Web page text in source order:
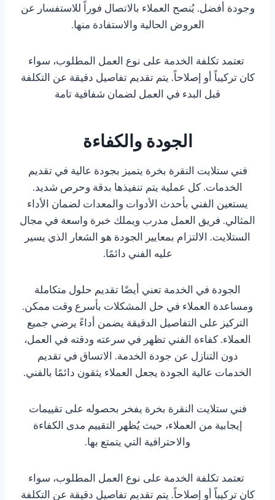
وجودة أفضل. يُنصح العملاء بالاتصال فوراً للاستفسار عن
العروض الحالية والاستفادة منها.
تعتمد تكلفة الخدمة على نوع العمل المطلوب، سواء
كان تركيباً أو إصلاحاً. يتم تقديم تفاصيل دقيقة عن التكلفة
قبل البدء في العمل لضمان شفافية تامة
الجودة والكفاءة
فني ستلايت النقرة بخرة يتميز بجودة عالية في تقديم
الخدمات. كل عملية يتم تنفيذها بدقة وحرص شديد.
يستعين الفني بأحدث الأدوات والمعدات لضمان الأداء
المثالي. فريق العمل مدرب ويملك خبرة واسعة في مجال
الستلايت. الالتزام بمعايير الجودة هو الشعار الذي يسير
عليه الفني دائمًا.
الجودة في الخدمة تعني أيضًا تقديم حلول متكاملة
ومساعدة العملاء في حل المشكلات بأسرع وقت ممكن.
التركيز على التفاصيل الدقيقة يضمن أداءً يرضي جميع
العملاء. كفاءة الفني تظهر في سرعته ودقته في العمل،
دون التنازل عن جودة الخدمة. الاتساق في تقديم
الخدمات عالية الجودة يجعل العملاء يثقون دائمًا بالفني.
فني ستلايت النقرة بخرة يفخر بحصوله على تقييمات
إيجابية من العملاء، حيث يُظهر التقييم مدى الكفاءة
والاحترافية التي يتمتع بها.
تعتمد تكلفة الخدمة على نوع العمل المطلوب، سواء
كان تركيباً أو إصلاحاً. يتم تقديم تفاصيل دقيقة عن التكلفة